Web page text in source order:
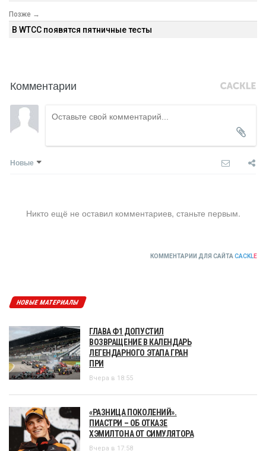
Позже →
В WTCC появятся пятничные тесты
Комментарии
Новые
Никто ещё не оставил комментариев, станьте первым.
КОММЕНТАРИИ ДЛЯ САЙТА CACKLE
НОВЫЕ МАТЕРИАЛЫ
ГЛАВА Ф1 ДОПУСТИЛ
ВОЗВРАЩЕНИЕ В КАЛЕНДАРЬ
ЛЕГЕНДАРНОГО ЭТАПА ГРАН
ПРИ
Вчера в 18:55
«РАЗНИЦА ПОКОЛЕНИЙ».
ПИАСТРИ – ОБ ОТКАЗЕ
ХЭМИЛТОНА ОТ СИМУЛЯТОРА
Вчера в 17:58